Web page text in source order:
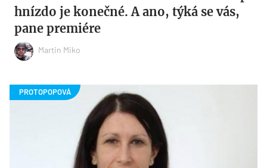
hnízdo je konečné. A ano, týká se vás,
pane premiére
Martin Miko